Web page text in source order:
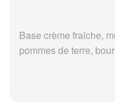
Base crème fraîche,
pommes de terre,